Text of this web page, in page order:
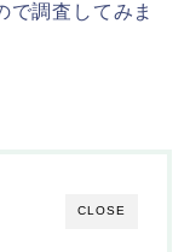
で調査してみま
CLOSE